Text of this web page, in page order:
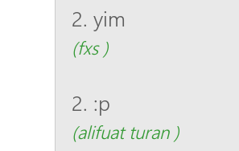
2. yim
(fxs )
2. :p
(alifuat turan )